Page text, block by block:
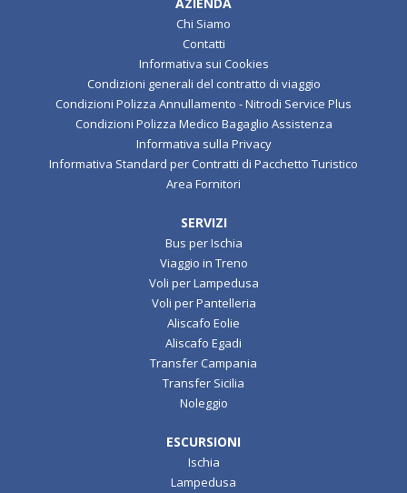
AZIENDA
Chi Siamo
Contatti
Informativa sui Cookies
Condizioni generali del contratto di viaggio
Condizioni Polizza Annullamento - Nitrodi Service Plus
Condizioni Polizza Medico Bagaglio Assistenza
Informativa sulla Privacy
Informativa Standard per Contratti di Pacchetto Turistico
SERVIZI
Bus per Ischia
Viaggio in Treno
Voli per Lampedusa
Voli per Pantelleria
Aliscafo Eolie
Aliscafo Egadi
Transfer Campania
Transfer Sicilia
ESCURSIONI
Ischia